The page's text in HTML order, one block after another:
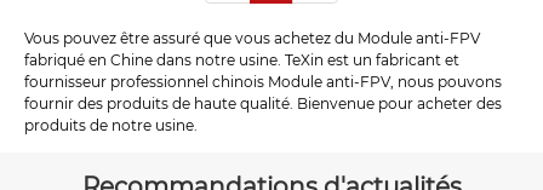
Vous pouvez être assuré que vous achetez du Module anti-FPV
fabriqué en Chine dans notre usine. TeXin est un fabricant et
fournisseur professionnel chinois Module anti-FPV, nous pouvons
fournir des produits de haute qualité. Bienvenue pour acheter des
produits de notre usine.